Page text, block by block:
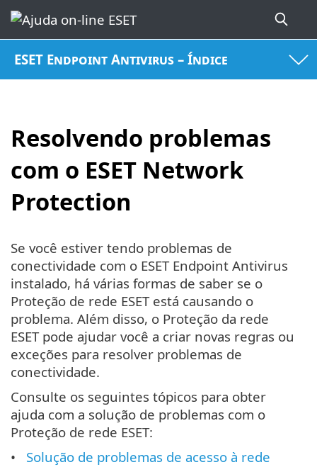
ESET Endpoint Antivirus – Índice
Resolvendo problemas
com o ESET Network
Protection
Se você estiver tendo problemas de
conectividade com o ESET Endpoint Antivirus
instalado, há várias formas de saber se o
Proteção de rede ESET está causando o
problema. Além disso, o Proteção da rede
ESET pode ajudar você a criar novas regras ou
exceções para resolver problemas de
conectividade.
Consulte os seguintes tópicos para obter
ajuda com a solução de problemas com o
Proteção de rede ESET:
Solução de problemas de acesso à rede